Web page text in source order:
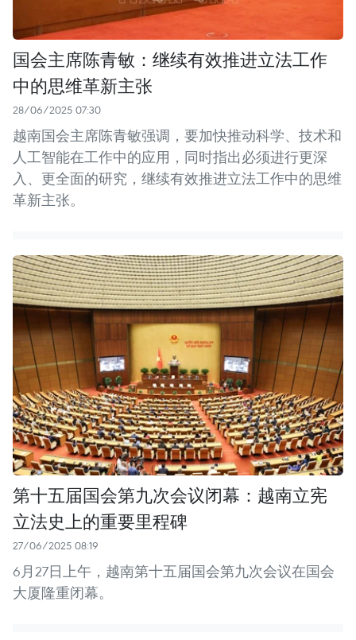
国会主席陈青敏：继续有效推进立法工作
中的思维革新主张
28/06/2025 07:30
越南国会主席陈青敏强调，要加快推动科学、技术和
人工智能在工作中的应用，同时指出必须进行更深
入、更全面的研究，继续有效推进立法工作中的思维
革新主张。
第十五届国会第九次会议闭幕：越南立宪
立法史上的重要里程碑
27/06/2025 08:19
6月27日上午，越南第十五届国会第九次会议在国会
大厦隆重闭幕。